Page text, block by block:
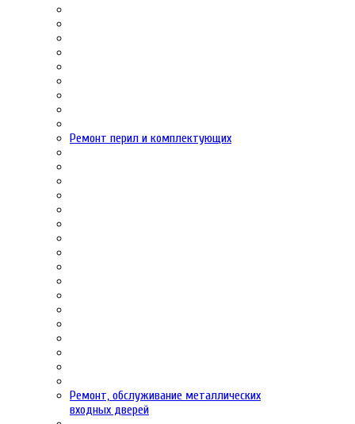
Ремонт перил и комплектующих
Ремонт, обслуживание металлических
входных дверей